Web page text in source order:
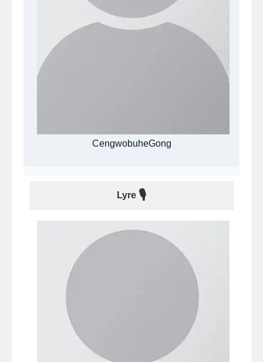
CengwobuheGong
Lyre 🎙